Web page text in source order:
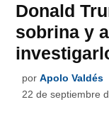
Donald
sobrina y
por Apolo Valdés
22 de septiembre